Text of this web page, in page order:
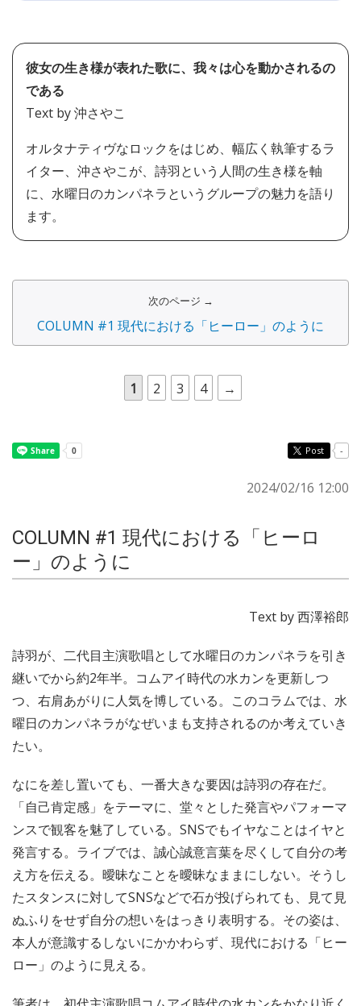
彼女の生き様が表れた歌に、我々は心を動かされるの
である
Text by 沖さやこ
オルタナティヴなロックをはじめ、幅広く執筆するラ
イター、沖さやこが、詩羽という人間の生き様を軸
に、水曜日のカンパネラというグループの魅力を語り
ます。
次のページ →
COLUMN #1 現代における「ヒーロー」のように
1 2 3 4 →
Post -
2024/02/16 12:00
COLUMN #1 現代における「ヒーロ
ー」のように
Text by 西澤裕郎
詩羽が、二代目主演歌唱として水曜日のカンパネラを引き
継いでから約2年半。コムアイ時代の水カンを更新しつ
つ、右肩あがりに人気を博している。このコラムでは、水
曜日のカンパネラがなぜいまも支持されるのか考えていき
たい。
なにを差し置いても、一番大きな要因は詩羽の存在だ。
「自己肯定感」をテーマに、堂々とした発言やパフォーマ
ンスで観客を魅了している。SNSでもイヤなことはイヤと
発言する。ライブでは、誠心誠意言葉を尽くして自分の考
え方を伝える。曖昧なことを曖昧なままにしない。そうし
たスタンスに対してSNSなどで石が投げられても、見て見
ぬふりをせず自分の想いをはっきり表明する。その姿は、
本人が意識するしないにかかわらず、現代における「ヒー
ロー」のように見える。